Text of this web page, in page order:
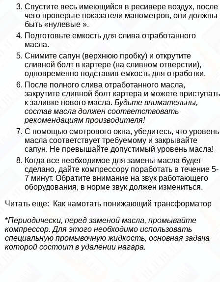
Спустите весь имеющийся в ресивере воздух, после
чего проверьте показатели манометров, они должны
быть «нулевые ».
Подготовьте емкость для слива отработанного
масла.
Снимите сапун (верхнюю пробку) и открутите
сливной болт в картере (на сливном отверстии),
одновременно подставив емкость для отработки.
После полного слива отработанного масла,
закрутите сливной болт картера и можете приступать
к заливке нового масла. Будьте внимательны,
состав масла должен соответствовать
рекомендациям производителя!
С помощью смотрового окна, убедитесь, что уровень
масла соответствует требуемому и закрывайте
сапун. Не превышайте допустимый уровень масла!
Когда все необходимое для замены масла будет
сделано, дайте компрессору поработать в течение 5-
7 минут. Обратите внимание на звук работающего
оборудования, в норме звук должен измениться.
Читать еще:
Как намотать понижающий трaнcформатор
*Периодически, перед заменой масла, промывайте
компрессор. Для этого необходимо использовать
специальную промывочную жидкость, основная задача
которой состоит в удалении нагара.